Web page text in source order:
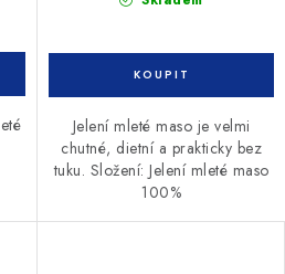
Jelení mleté maso je velmi
chutné, dietní a prakticky bez
tuku. Složení: Jelení mleté maso
100%